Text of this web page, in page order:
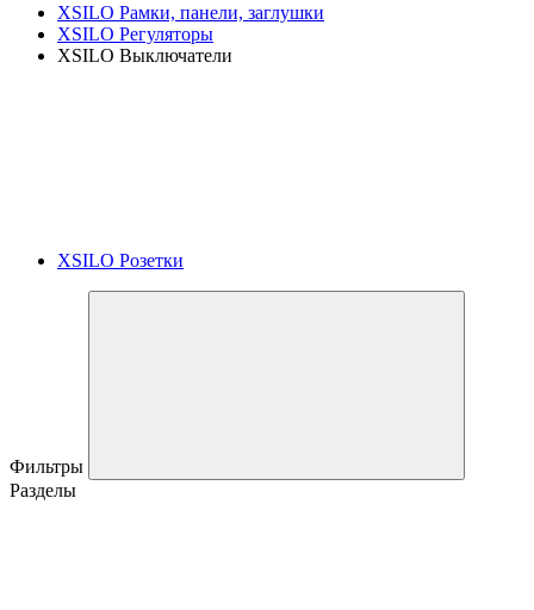
XSILO Рамки, панели, заглушки
XSILO Регуляторы
XSILO Выключатели
XSILO Розетки
Фильтры
Разделы